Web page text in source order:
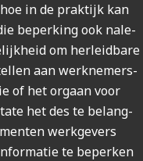
in de prak­tijk kan
beper­king ook nale­
om her­leid­ba­re
aan werk­ne­mers­
of het orgaan voor
het des te belang­
werk­ge­vers
te beper­ken